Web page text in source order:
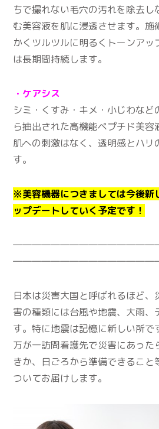
ちで撮れない毛穴の汚れを除去し
む美容液を肌に浸透させます。施
かくツルツルに明るくトーンアッ
は長期間持続します。
・ケアシス
シミ・くすみ・キメ・小じわな
ら抽出された高機能ペプチド美容
肌への刺激はなく、透明感とハリ
す。
※美容機器につきましては今後新
ップデートしていく予定です！
日本は災害大国と呼ばれるほど、
害の種類には台風や地震、大雨、
す。特に地震は記憶に新しい所で
万が一訪問看護先で災害にあった
きか、日ごろから準備できること
ついてお届けします。